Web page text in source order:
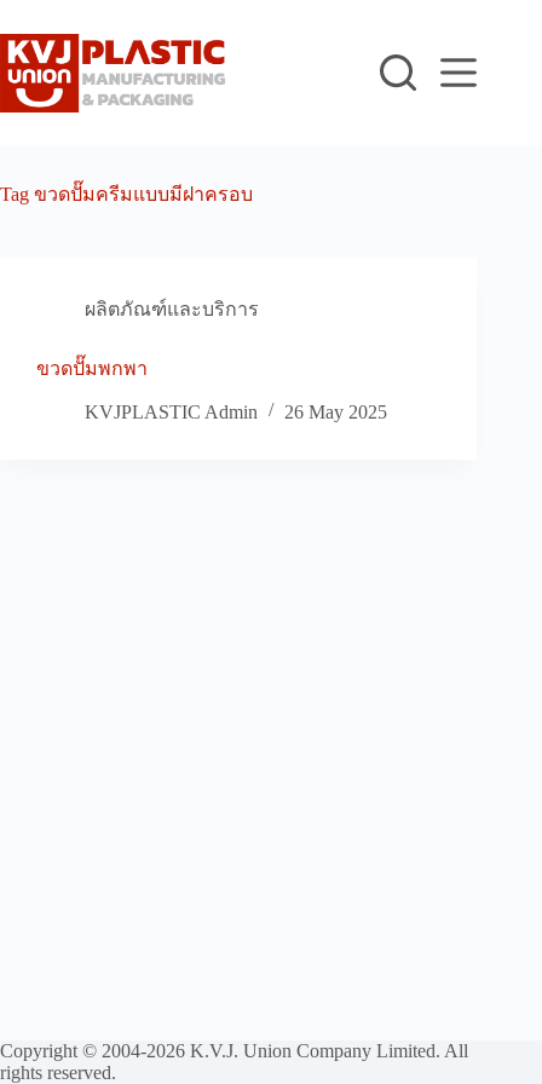
to
content
Tag ขวดปั๊มครีมแบบมีฝาครอบ
ผลิตภัณฑ์และบริการ
ขวดปั๊มพกพา
KVJPLASTIC Admin 26 May 2025
Copyright © 2004-2026 K.V.J. Union Company Limited. All
rights reserved.